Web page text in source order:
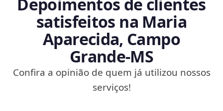
Depoimentos de clientes
satisfeitos na Maria
Aparecida, Campo
Grande‑MS
Confira a opinião de quem já utilizou nossos
serviços!